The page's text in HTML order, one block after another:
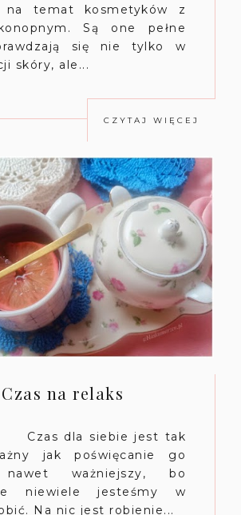
na temat kosmetyków z
Są one pełne
się nie tylko w
skóry, ale...
CZYTAJ WIĘCEJ
Czas na relaks
dla siebie jest tak
jak poświęcanie go
ważniejszy, bo
niewiele jesteśmy w
Na nic jest robienie...